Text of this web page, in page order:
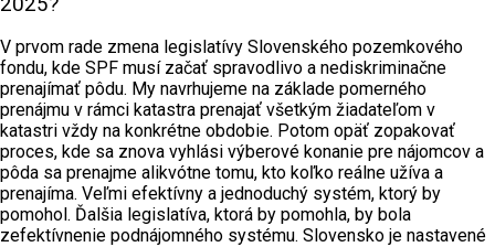
V prvom rade zmena legislatívy Slovenského pozemkového
fondu, kde SPF musí začať spravodlivo a nediskriminačne
prenajímať pôdu. My navrhujeme na základe pomerného
prenájmu v rámci katastra prenajať všetkým žiadateľom v
katastri vždy na konkrétne obdobie. Potom opäť zopakovať
proces, kde sa znova vyhlási výberové konanie pre nájomcov a
pôda sa prenajme alikvótne tomu, kto koľko reálne užíva a
prenajíma. Veľmi efektívny a jednoduchý systém, ktorý by
pomohol. Ďalšia legislatíva, ktorá by pomohla, by bola
zefektívnenie podnájomného systému. Slovensko je nastavené